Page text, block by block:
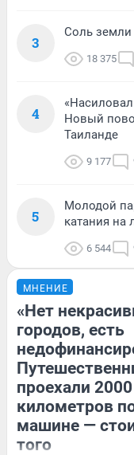
3
Соль земли
18 375
4
Новый
Таиланде
9 177
5
Молодой
катания на
6 544
МНЕНИЕ
«Нет
городов, есть
проехали 2000
километров
машине —
того